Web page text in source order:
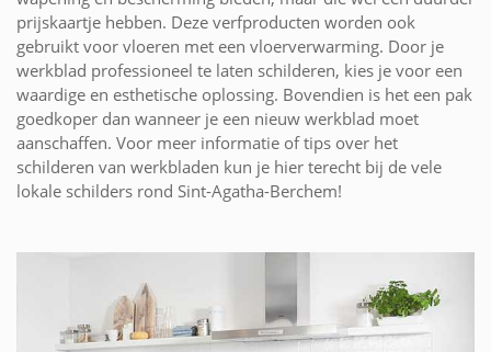
prijskaartje hebben. Deze verfproducten worden ook
gebruikt voor vloeren met een vloerverwarming. Door je
werkblad professioneel te laten schilderen, kies je voor een
waardige en esthetische oplossing. Bovendien is het een pak
goedkoper dan wanneer je een nieuw werkblad moet
aanschaffen. Voor meer informatie of tips over het
schilderen van werkbladen kun je hier terecht bij de vele
lokale schilders rond Sint-Agatha-Berchem!